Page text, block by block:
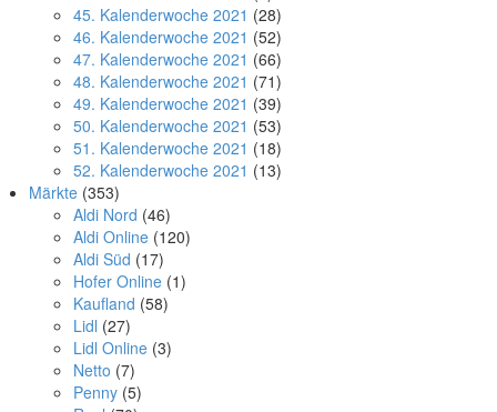
45. Kalenderwoche 2021 (28)
46. Kalenderwoche 2021 (52)
47. Kalenderwoche 2021 (66)
48. Kalenderwoche 2021 (71)
49. Kalenderwoche 2021 (39)
50. Kalenderwoche 2021 (53)
51. Kalenderwoche 2021 (18)
52. Kalenderwoche 2021 (13)
Märkte (353)
Aldi Nord (46)
Aldi Online (120)
Aldi Süd (17)
Hofer Online (1)
Kaufland (58)
Lidl (27)
Lidl Online (3)
Netto (7)
Penny (5)